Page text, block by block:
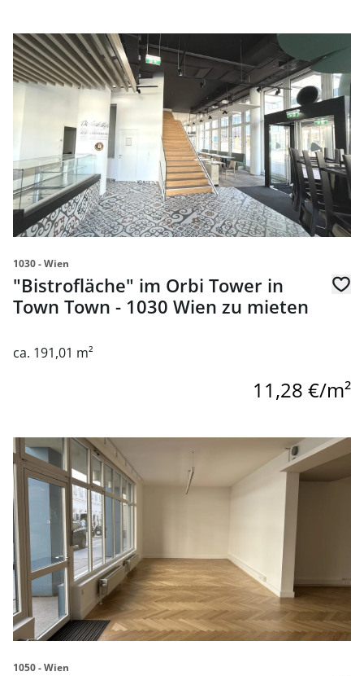
Link zur Seite "Bistrofläche" im Orbi Tower in Town Town
1030 - Wien
"Bistrofläche" im Orbi Tower in
Town Town - 1030 Wien zu mieten
ca. 191,01 m²
11,28 €/m²
Link zur Seite Geschäftslokal Nähe Pilgramgasse, 1050
1050 - Wien